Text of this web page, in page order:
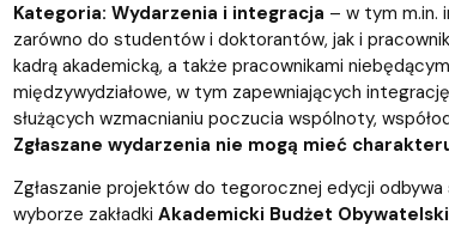
Kategoria: Wydarzenia i integracja – w tym m.in.
zarówno do studentów i doktorantów, jak i
kadrą akademicką, a także pracownikami
międzywydziałowe, w tym zapewniających
służących wzmacnianiu poczucia wspólnoty,
Zgłaszane wydarzenia nie mogą mieć
Zgłaszanie projektów do tegorocznej edycji
wyborze zakładki Akademicki Budżet Obywatelski